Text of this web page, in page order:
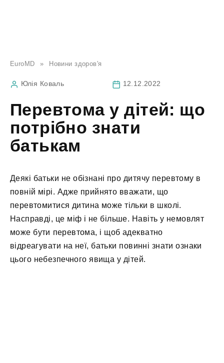
EuroMD » Новини здоров'я
Юлія Коваль 12.12.2022
Перевтома у дітей: що
потрібно знати
батькам
Деякі батьки не обізнані про дитячу перевтому в
повній мірі. Адже прийнято вважати, що
перевтомитися дитина може тільки в школі.
Насправді, це міф і не більше. Навіть у немовлят
може бути перевтома, і щоб адекватно
відреагувати на неї, батьки повинні знати ознаки
цього небезпечного явища у дітей.